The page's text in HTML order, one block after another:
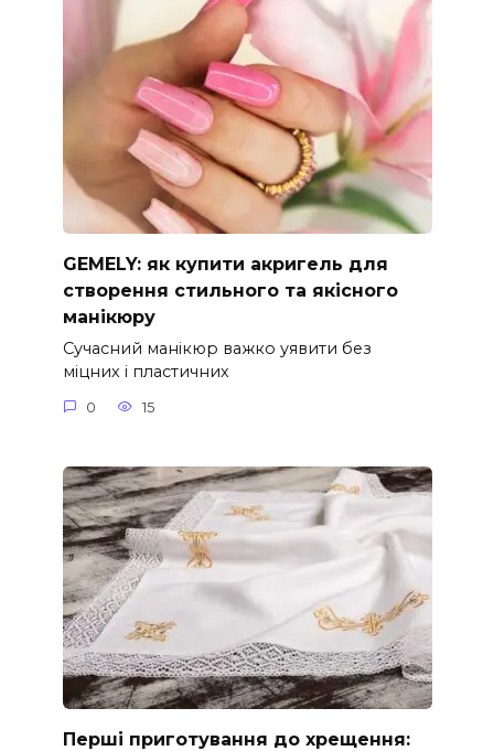
GEMELY: як купити акригель для
створення стильного та якісного
манікюру
Сучасний манікюр важко уявити без
міцних і пластичних
0 15
Перші приготування до хрещення: